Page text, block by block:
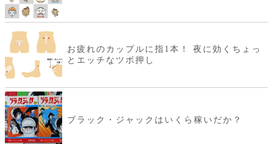
お疲れのカップルに指1本！ 夜に効くちょっ
とエッチなツボ押し
ブラック・ジャックはいくら稼いだか？